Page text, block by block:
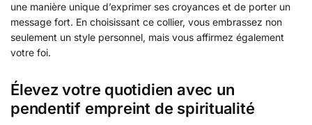
une manière unique d’exprimer ses croyances et de porter un
message fort. En choisissant ce collier, vous embrassez non
seulement un style personnel, mais vous affirmez également
votre foi.
Élevez votre quotidien avec un
pendentif empreint de spiritualité